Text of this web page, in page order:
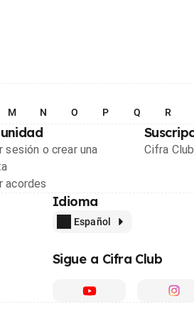
M N O P Q R
sesión o crear una
acordes
Cifra
Idioma
Español
Sigue a Cifra Club